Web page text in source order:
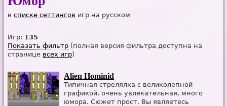
в списке сеттингов игр на русском
Игр: 135
Показать фильтр (полная версия фильтра доступна на
странице всех игр)
Alien Hominid
Типичная стрелялка с великолепной
графикой, очень увлекательная, много
юмора. Сюжет прост. Вы являетесь